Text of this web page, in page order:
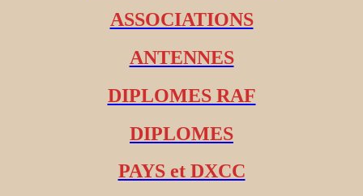
ASSOCIATIONS
ANTENNES
DIPLOMES RAF
DIPLOMES
PAYS et DXCC